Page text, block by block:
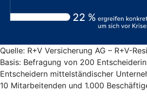
Quelle: R+V Versicherung AG – R+V-
Basis: Befragung von 200
Entscheidern mittelständischer
10 Mitarbeitenden und 1.000